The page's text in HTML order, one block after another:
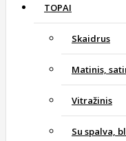
TOPAI
Skaidrus
Matinis,
Vitražinis
Su spalva,